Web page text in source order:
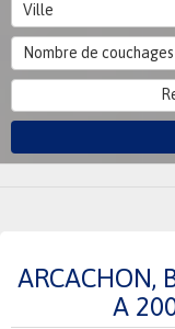
Ville
Nombre de couchages
ARCACHON,
A